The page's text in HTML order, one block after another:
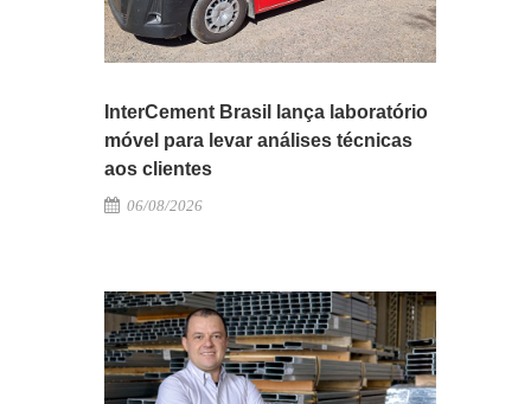
InterCement Brasil lança laboratório
móvel para levar análises técnicas
aos clientes
06/08/2026